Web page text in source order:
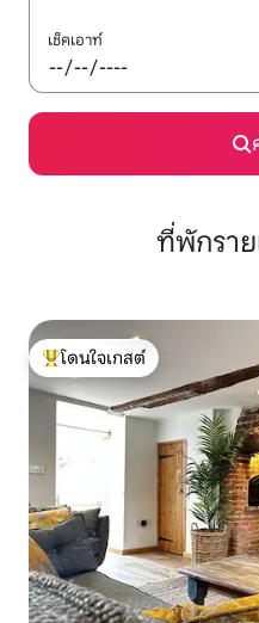
เช็คเอาท์
ที่พักรา
โดนใจเกสต์ที่สุด
โดนใจเกสต์